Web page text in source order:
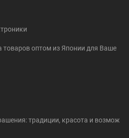
товаров оптом из Японии для Ваше
традиции, красота и возмож